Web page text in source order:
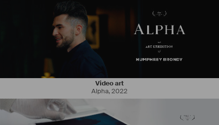
Video art
Alpha,2022